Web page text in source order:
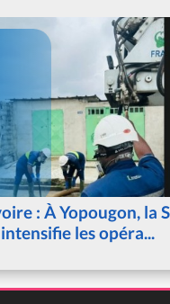
: À Yopougon, la
intensifie les opéra...